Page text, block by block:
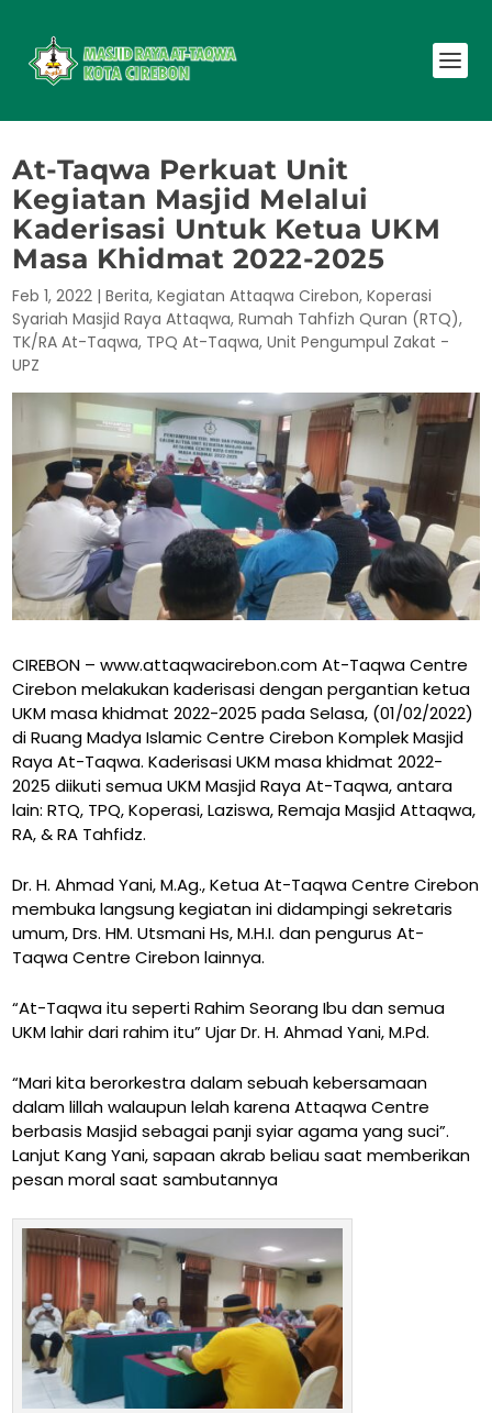
At-Taqwa Perkuat Unit
Kegiatan Masjid Melalui
Kaderisasi Untuk Ketua UKM
Masa Khidmat 2022-2025
Feb 1, 2022 |Berita,Kegiatan Attaqwa Cirebon,Koperasi
Syariah Masjid Raya Attaqwa,Rumah Tahfizh Quran (RTQ),
TK/RA At-Taqwa, TPQ At-Taqwa,Unit Pengumpul Zakat -
UPZ
CIREBON – www.attaqwacirebon.com At-Taqwa Centre
Cirebon melakukan kaderisasi dengan pergantian ketua
UKM masa khidmat 2022-2025 pada Selasa, (01/02/2022)
di Ruang Madya Islamic Centre Cirebon Komplek Masjid
Raya At-Taqwa. Kaderisasi UKM masa khidmat 2022-
2025 diikuti semua UKM Masjid Raya At-Taqwa, antara
lain: RTQ, TPQ, Koperasi, Laziswa, Remaja Masjid Attaqwa,
RA, & RA Tahfidz.
Dr. H. Ahmad Yani, M.Ag., Ketua At-Taqwa Centre Cirebon
membuka langsung kegiatan ini didampingi sekretaris
umum, Drs. HM. Utsmani Hs, M.H.I. dan pengurus At-
Taqwa Centre Cirebon lainnya.
“At-Taqwa itu seperti Rahim Seorang Ibu dan semua
UKM lahir dari rahim itu” Ujar Dr. H. Ahmad Yani, M.Pd.
“Mari kita berorkestra dalam sebuah kebersamaan
dalam lillah walaupun lelah karena Attaqwa Centre
berbasis Masjid sebagai panji syiar agama yang suci”.
Lanjut Kang Yani, sapaan akrab beliau saat memberikan
pesan moral saat sambutannya